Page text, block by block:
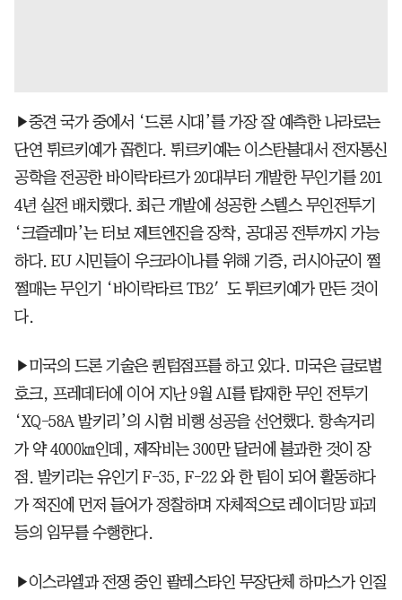
▶중견 국가 중에서 ‘드론 시대’를 가장 잘 예측한 나라로는
단연 튀르키예가 꼽힌다. 튀르키예는 이스탄불대서 전자통신
공학을 전공한 바이락타르가 20대부터 개발한 무인기를 201
4년 실전 배치했다. 최근 개발에 성공한 스텔스 무인전투기
‘크즐레마’는 터보 제트엔진을 장착, 공대공 전투까지 가능
하다. EU 시민들이 우크라이나를 위해 기증, 러시아군이 쩔
쩔매는 무인기 ‘바이락타르 TB2′도 튀르키예가 만든 것이
다.
▶미국의 드론 기술은 퀀텀점프를 하고 있다. 미국은 글로벌
호크, 프레데터에 이어 지난 9월 AI를 탑재한 무인 전투기
‘XQ-58A 발키리’의 시험 비행 성공을 선언했다. 항속거리
가 약 4000㎞인데, 제작비는 300만 달러에 불과한 것이 장
점. 발키리는 유인기 F-35, F-22 와 한 팀이 되어 활동하다
가 적진에 먼저 들어가 정찰하며 자체적으로 레이더망 파괴
등의 임무를 수행한다.
▶이스라엘과 전쟁 중인 팔레스타인 무장단체 하마스가 인질